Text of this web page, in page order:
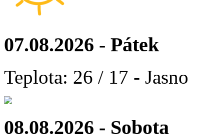
07.08.2026 - Pátek
Teplota: 26 / 17 - Jasno
08.08.2026 - Sobota